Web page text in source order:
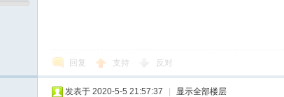
回复 支持 反对
发表于 2020-5-5 21:57:37 显示全部楼层